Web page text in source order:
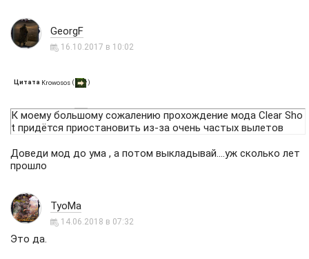
GeorgF
16.10.2017 в 10:02
Цитата Krowosos ( )
К моему большому сожалению прохождение мода Clear Sho
t придётся приостановить из-за очень частых вылетов
Доведи мод до ума , а потом выкладывай....уж сколько лет
прошло
TyoMa
14.06.2018 в 07:32
Это да.